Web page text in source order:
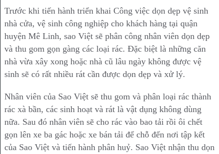
Trước khi tiến hành triển khai Công việc dọn dẹp vệ sinh
nhà cửa, vệ sinh công nghiệp cho khách hàng tại quận
huyện Mê Linh, sao Việt sẽ phân công nhân viên dọn dẹp
và thu gom gọn gàng các loại rác. Đặc biệt là những căn
nhà vừa xây xong hoặc nhà cũ lâu ngày không được vệ
sinh sẽ có rất nhiều rát cần được dọn dẹp và xử lý.
Nhân viên của Sao Việt sẽ thu gom và phân loại rác thành
rác xà bần, các sinh hoạt và rát là vật dụng không dùng
nữa. Sau đó nhân viên sẽ cho rác vào bao tải rồi ôi chết
gọn lên xe ba gác hoặc xe bán tải để chỗ đến nơi tập kết
của Sao Việt và tiến hành phân huỷ. Sao Việt nhận thu dọn